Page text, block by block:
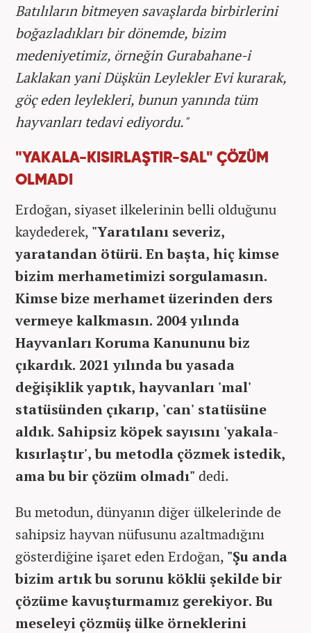
Batılıların bitmeyen savaşlarda birbirlerini
boğazladıkları bir dönemde, bizim
medeniyetimiz, örneğin Gurabahane-i
Laklakan yani Düşkün Leylekler Evi kurarak,
göç eden leylekleri, bunun yanında tüm
hayvanları tedavi ediyordu."
"YAKALA-KISIRLAŞTIR-SAL" ÇÖZÜM
OLMADI
Erdoğan, siyaset ilkelerinin belli olduğunu
kaydederek, "Yaratılanı severiz,
yaratandan ötürü. En başta, hiç kimse
bizim merhametimizi sorgulamasın.
Kimse bize merhamet üzerinden ders
vermeye kalkmasın. 2004 yılında
Hayvanları Koruma Kanununu biz
çıkardık. 2021 yılında bu yasada
değişiklik yaptık, hayvanları 'mal'
statüsünden çıkarıp, 'can' statüsüne
aldık. Sahipsiz köpek sayısını 'yakala-
kısırlaştır', bu metodla çözmek istedik,
ama bu bir çözüm olmadı" dedi.
Bu metodun, dünyanın diğer ülkelerinde de
sahipsiz hayvan nüfusunu azaltmadığını
gösterdiğine işaret eden Erdoğan, "Şu anda
bizim artık bu sorunu köklü şekilde bir
çözüme kavuşturmamız gerekiyor. Bu
meseleyi çözmüş ülke örneklerini